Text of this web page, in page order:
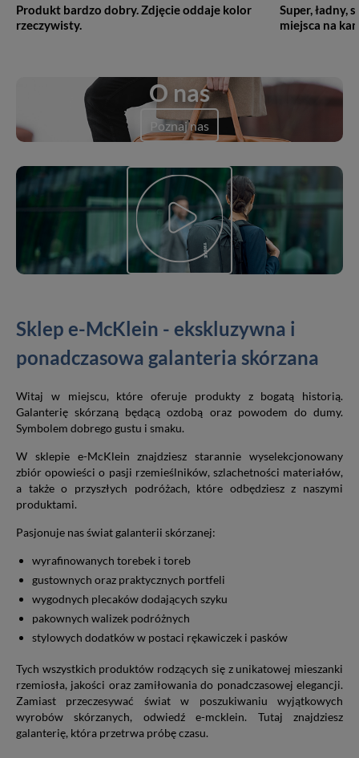
Produkt bardzo dobry. Zdjęcie oddaje kolor
rzeczywisty.
Super, ładny,
miejsca na
O nas
Poznaj nas
Sklep e-McKlein - ekskluzywna i
ponadczasowa galanteria skórzana
Witaj w miejscu, które oferuje produkty z bogatą historią.
Galanterię skórzaną będącą ozdobą oraz powodem do dumy.
Symbolem dobrego gustu i smaku.
W sklepie e-McKlein znajdziesz starannie wyselekcjonowany
zbiór opowieści o pasji rzemieślników, szlachetności materiałów,
a także o przyszłych podróżach, które odbędziesz z naszymi
produktami.
Pasjonuje nas świat galanterii skórzanej:
wyrafinowanych torebek i toreb
gustownych oraz praktycznych portfeli
wygodnych plecaków dodających szyku
pakownych walizek podróżnych
stylowych dodatków w postaci rękawiczek i pasków
Tych wszystkich produktów rodzących się z unikatowej mieszanki
rzemiosła, jakości oraz zamiłowania do ponadczasowej elegancji.
Zamiast przeczesywać świat w poszukiwaniu wyjątkowych
wyrobów skórzanych, odwiedź e-mcklein. Tutaj znajdziesz
galanterię, która przetrwa próbę czasu.